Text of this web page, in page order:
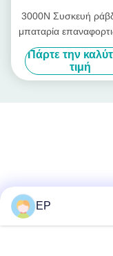
3000N Συσκευή
μπαταρία
εργαλείο ράβδου Pp
Band 13mm -
Πάρτε την
τιμή
EP